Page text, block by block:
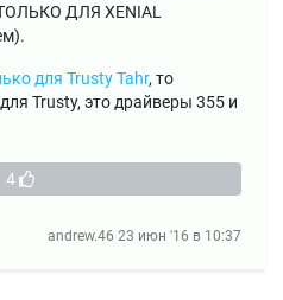
ДЛЯ XENIAL
для Trusty Tahr, то
Trusty, это драйверы 355 и
4
andrew.46 23 июн '16 в 10:37